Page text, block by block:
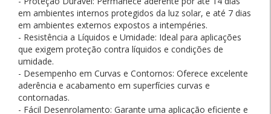
em ambientes internos protegidos da luz solar, e até 7 dias
em ambientes externos expostos a intempéries.
- Resistência a Líquidos e Umidade: Ideal para aplicações
que exigem proteção contra líquidos e condições de
umidade.
- Desempenho em Curvas e Contornos: Oferece excelente
aderência e acabamento em superfícies curvas e
contornadas.
- Fácil Desenrolamento: Garante uma aplicação eficiente e